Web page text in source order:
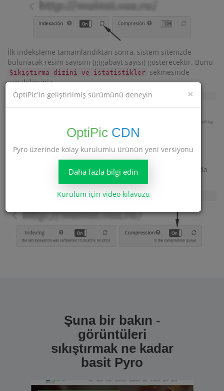
İlk indeksleme tamamlandıktan sonra, sistem sitenizde
bulunacak resim sayısını (gigabayt sayısı) gösterecektir. Bunu
Sıkıştırma dizini ve istatistikler sekmesinde
yapabilirsiniz.
Artık sitenizde yeterli sayıda görsele sahip olduğunuzda -
ihtiyacınız olan paketi satın alınve başlayın site ayarlarında
Şuna bir bakın -
görüntüleri
sıkıştırmak ne kadar
basit Pyro
×
OptiPic'in geliştirilmiş sürümünü deneyin
OptiPic CDN
Pyro üzerinde kolay kurulumlu ürünün yeni versiyonu
Daha fazla bilgi edin
Kurulum için video kılavuzu